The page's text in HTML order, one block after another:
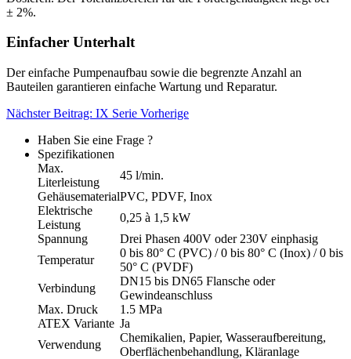
± 2%.
Einfacher Unterhalt
Der einfache Pumpenaufbau sowie die begrenzte Anzahl an
Bauteilen garantieren einfache Wartung und Reparatur.
Nächster Beitrag: IX Serie Vorherige
Haben Sie eine Frage ?
Spezifikationen
Max.
Literleistung
45 l/min.
GehäusematerialPVC, PDVF, Inox
Elektrische
Leistung
0,25 à 1,5 kW
Spannung
Drei Phasen 400V oder 230V einphasig
Temperatur
0 bis 80° C (PVC) / 0 bis 80° C (Inox) / 0 bis
50° C (PVDF)
Verbindung
DN15 bis DN65 Flansche oder
Gewindeanschluss
Max. Druck
1.5 MPa
ATEX Variante Ja
Verwendung
Chemikalien, Papier, Wasseraufbereitung,
Oberflächenbehandlung, Kläranlage